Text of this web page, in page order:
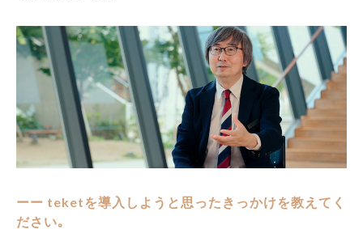
ーー teketを導入しようと思ったきっかけを教えてく
ださい｡